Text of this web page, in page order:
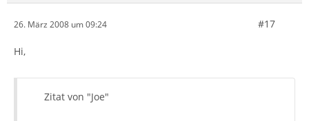
26. März 2008 um 09:24 #17
Hi,
Zitat von "Joe"